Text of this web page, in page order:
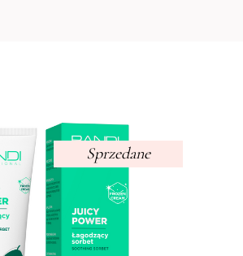
Sprzedane